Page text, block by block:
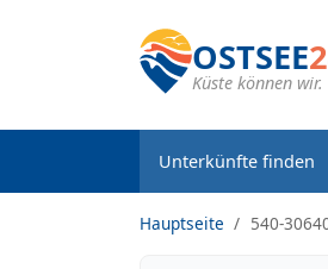
OSTSEE
Küste können wir.
Unterkünfte finden
Hauptseite 540-